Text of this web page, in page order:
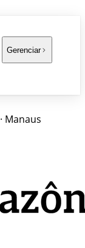
Gerenciar
· Manaus